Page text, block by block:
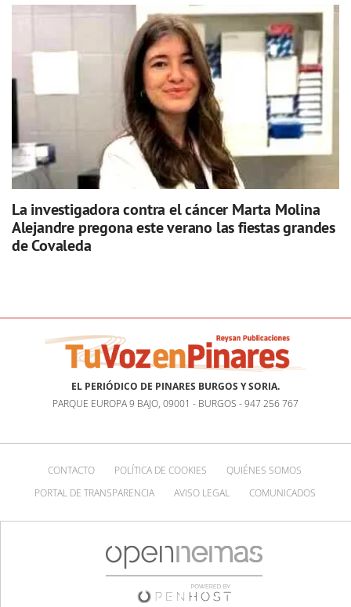
La investigadora contra el cáncer Marta Molina
Alejandre pregona este verano las fiestas grandes
de Covaleda
EL PERIÓDICO DE PINARES BURGOS Y SORIA.
PARQUE EUROPA 9 BAJO, 09001 - BURGOS - 947 256 767
CONTACTO POLÍTICA DE COOKIES
QUIÉNES SOMOS
PORTAL DE TRANSPARENCIA
AVISO LEGAL COMUNICADOS